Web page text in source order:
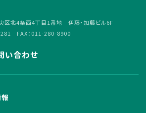
区北4条西4丁目1番地 伊藤・加藤ビル6F
FAX：011-280-8900
い合わせ